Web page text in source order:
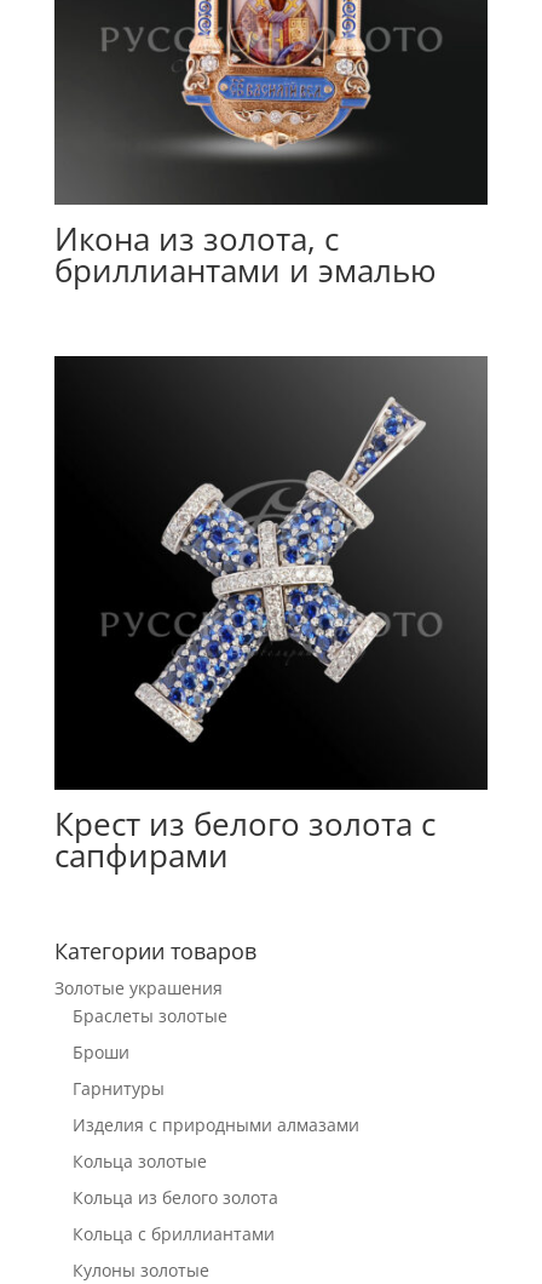
Икона из золота, с
бриллиантами и эмалью
Крест из белого золота с
сапфирами
Категории товаров
Золотые украшения
Браслеты золотые
Броши
Гарнитуры
Изделия с природными алмазами
Кольца золотые
Кольца из белого золота
Кольца с бриллиантами
Кулоны золотые